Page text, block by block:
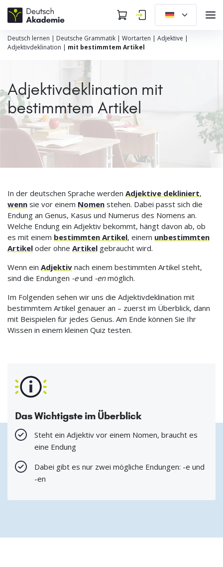
Deutsch lernen | Deutsche Grammatik | Wortarten | Adjektive |
Adjektivdeklination | mit bestimmtem Artikel
Adjektivdeklination mit
bestimmtem Artikel
In der deutschen Sprache werden Adjektive dekliniert,
wenn sie vor einem Nomen stehen. Dabei passt sich die
Endung an Genus, Kasus und Numerus des Nomens an.
Welche Endung ein Adjektiv bekommt, hängt davon ab, ob
es mit einem bestimmten Artikel, einem unbestimmten
Artikel oder ohne Artikel gebraucht wird.
Wenn ein Adjektiv nach einem bestimmten Artikel steht,
sind die Endungen -eund -enmöglich.
Im Folgenden sehen wir uns die Adjektivdeklination mit
bestimmtem Artikel genauer an – zuerst im Überblick, dann
mit Beispielen für jedes Genus. Am Ende können Sie Ihr
Wissen in einem kleinen Quiz testen.
Das Wichtigste im Überblick
Steht ein Adjektiv vor einem Nomen, braucht es
eine Endung
Dabei gibt es nur zwei mögliche Endungen: -e und
-en